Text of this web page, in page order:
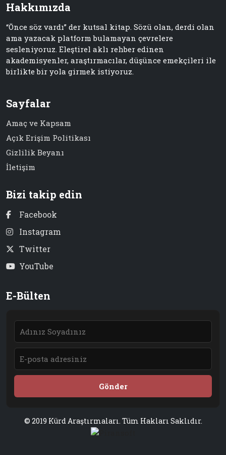
Hakkımızda
“Önce söz vardı” der kutsal kitap. Sözü olan, derdi olan
ama yazacak platform bulamayan çevrelere
sesleniyoruz. Eleştirel aklı rehber edinen
akademisyenler, araştırmacılar, düşünce emekçileri ile
birlikte bir yola girmek istiyoruz.
Sayfalar
Amaç ve Kapsam
Açık Erişim Politikası
Gizlilik Beyanı
İletişim
Bizi takip edin
Facebook
Instagram
Twitter
YouTube
E-Bülten
Gönder
© 2019 Kürd Araştırmaları. Tüm Hakları Saklıdır.